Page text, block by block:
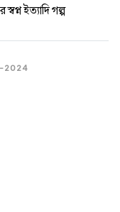
ইত্যাদি গল্প
2024